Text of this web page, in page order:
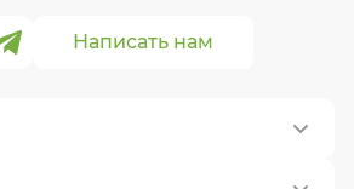
Написать нам